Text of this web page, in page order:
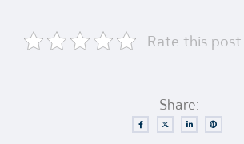
Rate this post
Share: